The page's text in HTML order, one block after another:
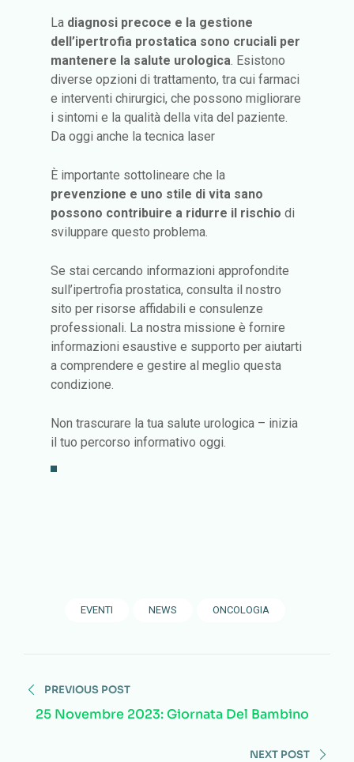
La diagnosi precoce e la gestione
dell’ipertrofia prostatica sono cruciali per
mantenere la salute urologica. Esistono
diverse opzioni di trattamento, tra cui farmaci
e interventi chirurgici, che possono migliorare
i sintomi e la qualità della vita del paziente.
Da oggi anche la tecnica laser
È importante sottolineare che la
prevenzione e uno stile di vita sano
possono contribuire a ridurre il rischio di
sviluppare questo problema.
Se stai cercando informazioni approfondite
sull’ipertrofia prostatica, consulta il nostro
sito per risorse affidabili e consulenze
professionali. La nostra missione è fornire
informazioni esaustive e supporto per aiutarti
a comprendere e gestire al meglio questa
condizione.
Non trascurare la tua salute urologica – inizia
il tuo percorso informativo oggi.
EVENTI NEWS ONCOLOGIA
PREVIOUS POST
25 Novembre 2023: Giornata Del Bambino
NEXT POST